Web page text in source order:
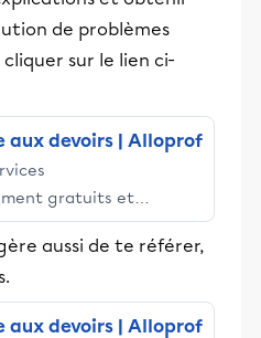
de problèmes
sur le lien ci-
aux devoirs | Alloprof
gratuits et
engage les élèves
dans la réussite
aussi de te référer,
aux devoirs | Alloprof